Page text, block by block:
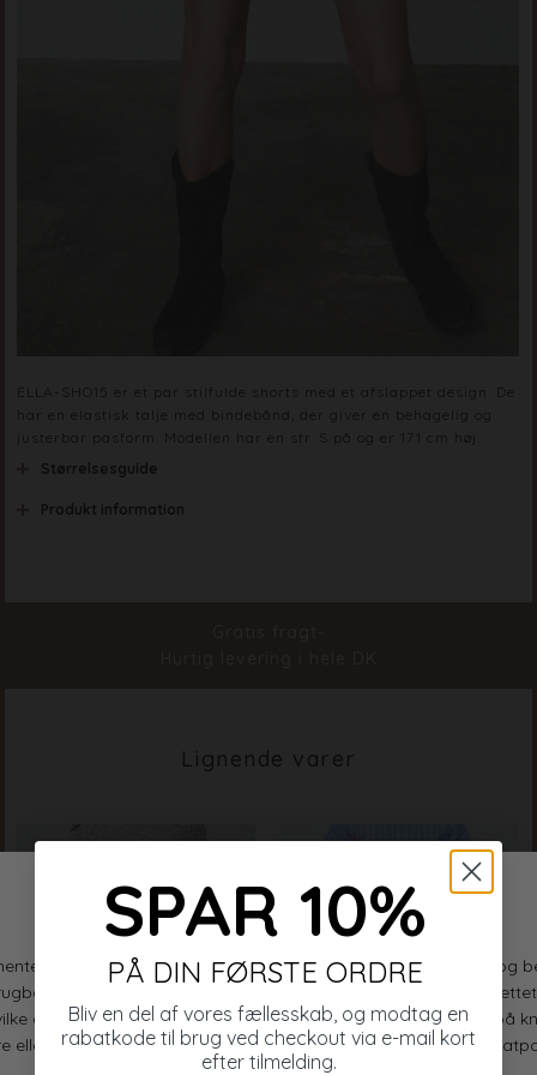
ELLA-SHO15 er et par stilfulde shorts med et afslappet design. De
har en elastisk talje med bindebånd, der giver en behagelig og
justerbar pasform. Modellen har en str. S på og er 171 cm høj.
Størrelsesguide
Produkt information
Lignende varer
SPAR 10%
PÅ DIN FØRSTE ORDRE
Bliv en del af vores fællesskab, og modtag en
rabatkode til brug ved checkout via e-mail kort
efter tilmelding.